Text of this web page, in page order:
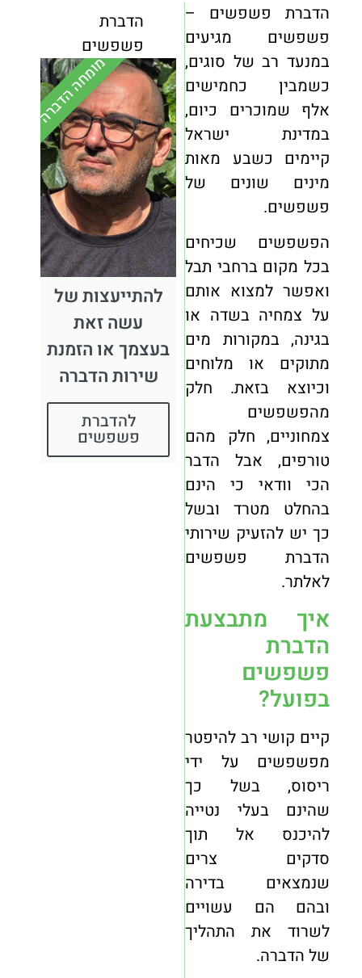
הדברת פשפשים –
פשפשים מגיעים
במנעד רב של סוגים,
כשמבין כחמישים
אלף שמוכרים כיום,
במדינת ישראל
קיימים כשבע מאות
מינים שונים של
פשפשים.
הפשפשים שכיחים
בכל מקום ברחבי תבל
ואפשר למצוא אותם
על צמחיה בשדה או
בגינה, במקורות מים
מתוקים או מלוחים
וכיוצא בזאת. חלק
מהפשפשים
צמחוניים, חלק מהם
טורפים, אבל הדבר
הכי וודאי כי הינם
בהחלט מטרד ובשל
כך יש להזעיק שירותי
הדברת פשפשים
לאלתר.
איך מתבצעת
הדברת
פשפשים
בפועל?
קיים קושי רב להיפטר
מפשפשים על ידי
ריסוס, בשל כך
שהינם בעלי נטייה
להיכנס אל תוך
סדקים צרים
שנמצאים בדירה
ובהם הם עשויים
לשרוד את התהליך
של הדברה.
הדברת
פשפשים
להתייעצות של
עשה זאת
בעצמך או הזמנת
שירות הדברה
להדברת
פשפשים
מומחה הדברה